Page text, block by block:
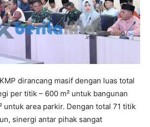
dirancang masif dengan luas total
per titik – 600 m² untuk bangunan
untuk area parkir. Dengan total 71 titik
sinergi antar pihak sangat